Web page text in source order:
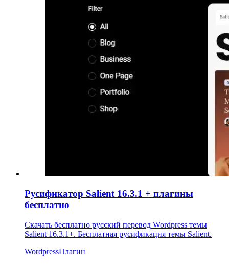
Русификатор Salient 16.3.1 + плагины
бесплатно
Скачать бесплатно русский перевод Wordpress темы
Salient 16.3.1+. Бесплатная русификация темы Salient.
WordpressПлагин